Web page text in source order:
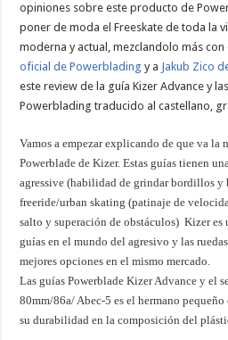
opiniones sobre este producto de
poner de moda el Freeskate de toda la
moderna y actual, mezclandolo más
oficial de Powerblading y a Jakub Zico
este review de la guía Kizer Advance y
Powerblading traducido al castellano,
Vamos a empezar explicando de que va la
Powerblade de Kizer. Estas guías tienen
agressive (habilidad de grindar bordillos y
freeride/urban skating (patinaje de
salto y superación de obstáculos) Kizer es
guías en el mundo del agresivo y las
mejores opciones en el mismo mercado.
Las guías Powerblade Kizer Advance y el
80mm/86a/ Abec-5 es el hermano
su durabilidad en la composición del